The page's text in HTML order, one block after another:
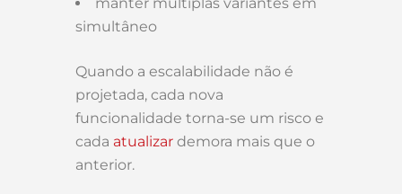
simultâneo
Quando a escalabilidade não é
projetada, cada nova
funcionalidade torna-se um risco e
cada atualizar demora mais que o
anterior.